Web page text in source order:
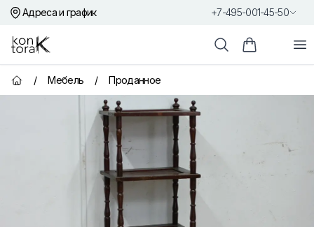
Адреса и график +7-495-001-45-50
Контора К
ПоискКорзина
Главная страница
/ Мебель / Проданное